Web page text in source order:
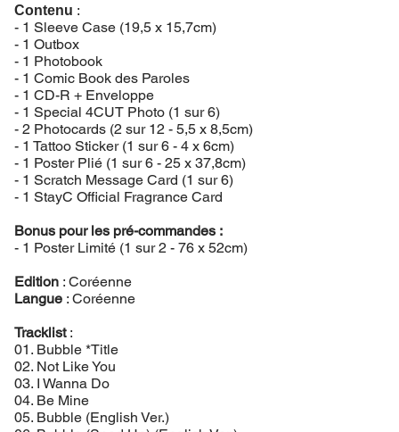
Contenu :
- 1 Sleeve Case (19,5 x 15,7cm)
- 1 Outbox
- 1 Photobook
- 1 Comic Book des Paroles
- 1 CD-R + Enveloppe
- 1 Special 4CUT Photo (1 sur 6)
- 2 Photocards (2 sur 12 - 5,5 x 8,5cm)
- 1 Tattoo Sticker (1 sur 6 - 4 x 6cm)
- 1 Poster Plié (1 sur 6 - 25 x 37,8cm)
- 1 Scratch Message Card (1 sur 6)
- 1 StayC Official Fragrance Card
Bonus pour les pré-commandes :
- 1 Poster Limité (1 sur 2 - 76 x 52cm)
Edition: Coréenne
Langue: Coréenne
Tracklist:
01. Bubble *Title
02. Not Like You
03. I Wanna Do
04. Be Mine
05. Bubble (English Ver.)